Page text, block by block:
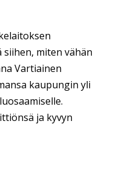
miten vähän
Vartiainen
kaupungin yli
ja kyvyn